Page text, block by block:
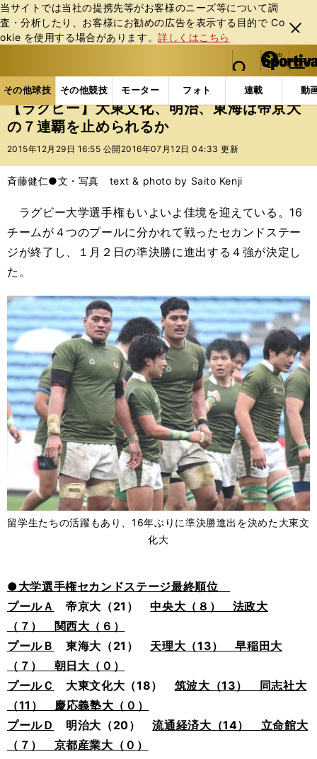
当サイトでは当社の提携先等がお客様のニーズ等について調
査・分析したり、お客様にお勧めの広告を表⽰する⽬的で Co
okie を使⽤する場合があります。詳しくはこちら
閉じ
る
web Sportiva (webスポルティーバ)
検索
マイペ
ー
ジ
メニュ
その他球技 その他競技 モーター フォト 連載 動
ス
ポ
ル
バ
その他球技の記事一覧 ラグビー 【ラグビー】大東
【ラグビー】大東文化、明治、東海は帝京大
の７連覇を止められるか
2015年12月29日 16:55 公開 2016年07月12日 04:33 更新
斉藤健仁●文・写真 text & photo by Saito Kenji
ラグビー大学選手権もいよいよ佳境を迎えている。16
チームが４つのプールに分かれて戦ったセカンドステー
ジが終了し、１月２日の準決勝に進出する４強が決定し
た。
留学生たちの活躍もあり、16年ぶりに準決勝進出を決めた大東文
化大
●大学選手権セカンドステージ最終順位
プールＡ
帝京大（21）中央大（８） 法政大
（７） 関西大（６）
プールＢ
東海大（21）
天理大（13） 早稲田大
（７） 朝日大（０）
プールＣ
大東文化大（18）
筑波大（13） 同志社大
（11） 慶応義塾大（０）
プールＤ
明治大（20）
流通経済大（14） 立命館大
（７） 京都産業大（０）